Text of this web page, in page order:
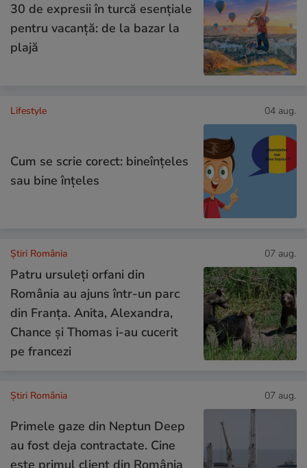
30 de expresii în turcă esențiale
pentru vacanță: de la bazar la
plajă
Lifestyle 04 aug.
Cum se scrie corect: bineînțeles
sau bine înțeles
Știri România 07 aug.
Patru ursuleți orfani din
România au ajuns într-un parc
din Franța. Anita, Alexandra,
Chance și Thomas i-au cucerit
pe francezi
Știri România 07 aug.
Primele gaze din Neptun Deep
au fost deja contractate. Cine
este primul client din România